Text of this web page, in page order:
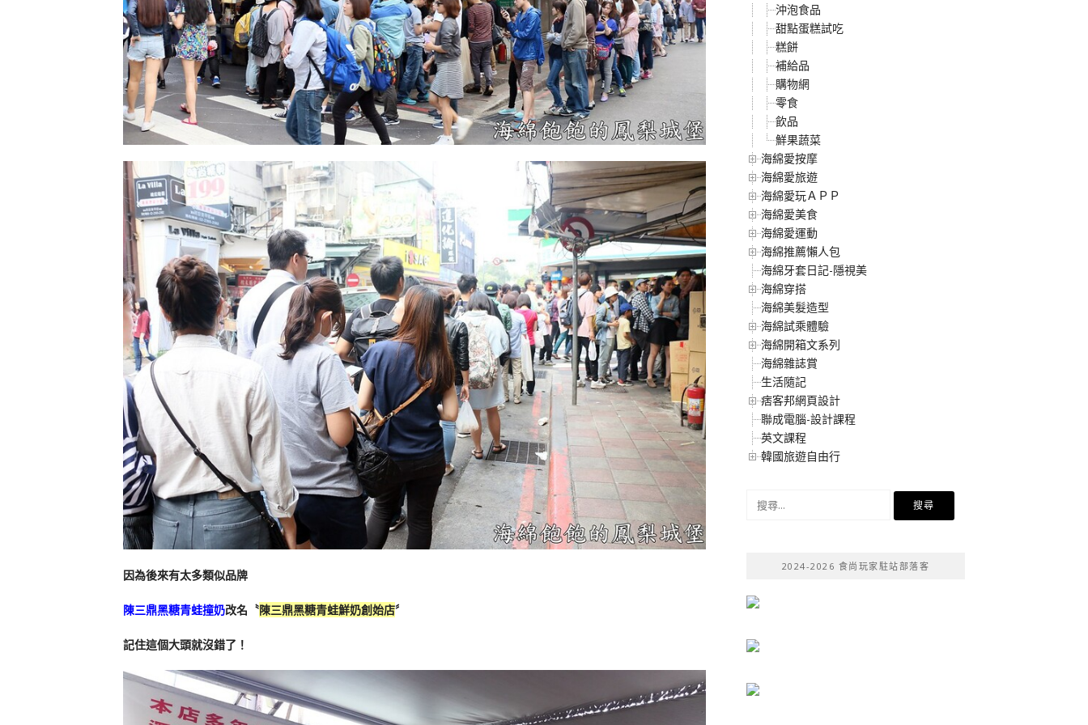
因為後來有太多類似品牌
陳三鼎黑糖青蛙撞奶改名〝陳三鼎黑糖青蛙鮮奶創始店〞
記住這個大頭就沒錯了！
沖泡食品
甜點蛋糕試吃
糕餅
補給品
購物網
零食
飲品
鮮果蔬菜
海綿愛按摩
海綿愛旅遊
海綿愛玩ＡＰＰ
海綿愛美食
海綿愛運動
海綿推薦懶人包
海綿牙套日記-隱視美
海綿穿搭
海綿美髮造型
海綿試乘體驗
海綿開箱文系列
海綿雜誌賞
生活隨記
痞客邦網頁設計
聯成電腦-設計課程
英文課程
韓國旅遊自由行
2024-2026 食尚玩家駐站部落客